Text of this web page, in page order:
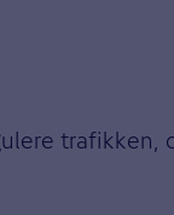
trafikken,